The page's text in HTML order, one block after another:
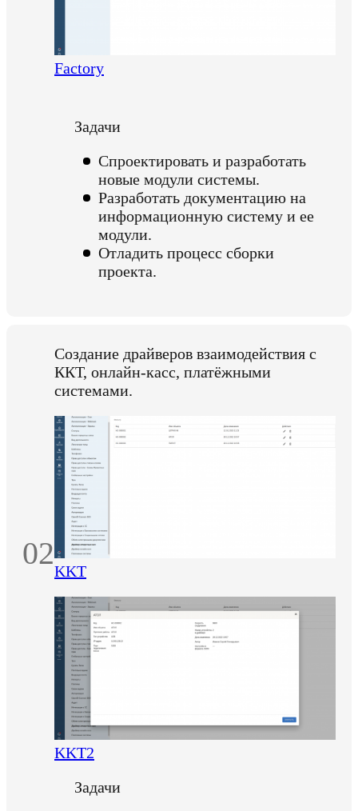
Factory
Задачи
Спроектировать и разработать
новые модули системы.
Разработать документацию на
информационную систему и ее
модули.
Отладить процесс сборки
проекта.
02
Создание драйверов взаимодействия с
ККТ, онлайн-касс, платёжными
системами.
KKT
KKT2
Задачи